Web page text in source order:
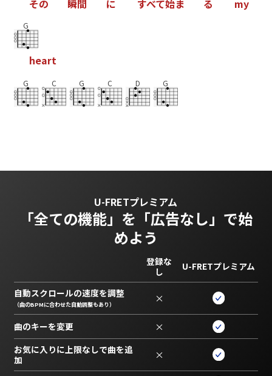
その 瞬間 に すべて始ま る my
G
heart
G C G C D G
U-FRETプレミアム
「全ての機能」を 「広告なし」で始
めよう
登録な
し
U-FRETプレミアム
自動スクロールの速度を調整
（曲のBPMに合わせた自動調整もあり） ×
曲のキーを変更 ×
お気に入りに上限なしで曲を追
加
×